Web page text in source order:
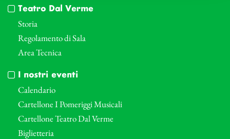
Teatro Dal Verme
Storia
Regolamento di Sala
Area Tecnica
I nostri eventi
Calendario
Cartellone I Pomeriggi Musicali
Cartellone Teatro Dal Verme
Biglietteria